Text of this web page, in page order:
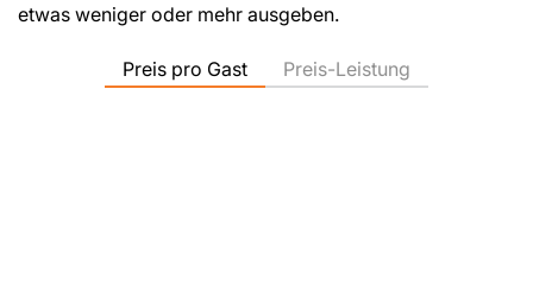
etwas weniger oder mehr ausgeben.
Preis pro Gast Preis-Leistung